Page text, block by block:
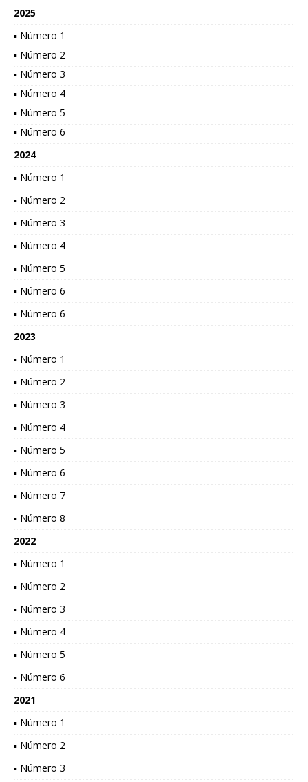
2025
▪ Número 1
▪ Número 2
▪ Número 3
▪ Número 4
▪ Número 5
▪ Número 6
2024
▪ Número 1
▪ Número 2
▪ Número 3
▪ Número 4
▪ Número 5
▪ Número 6
▪ Número 6
2023
▪ Número 1
▪ Número 2
▪ Número 3
▪ Número 4
▪ Número 5
▪ Número 6
▪ Número 7
▪ Número 8
2022
▪ Número 1
▪ Número 2
▪ Número 3
▪ Número 4
▪ Número 5
▪ Número 6
2021
▪ Número 1
▪ Número 2
▪ Número 3